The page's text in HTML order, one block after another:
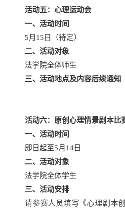
活动五：心理运动会
一、活动时间
5月15日（待定）
二、活动对象
法学院全体师生
三、活动地点及内容后续通知
活动六：原创心理情景剧本比
一、活动时间
即日起至5月14日
二、活动对象
法学院全体学生
三、活动安排
请参赛人员填写《心理剧本